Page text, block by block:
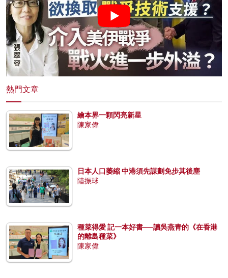
熱門文章
繪本界一顆閃亮新星
陳家偉
日本人口萎縮 中港須先謀劃免步其後塵
陸振球
種菜得愛 記一本好書──讀吳燕青的《在香港
的離島種菜》
陳家偉